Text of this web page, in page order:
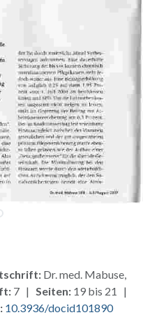
Dr. med. Mabuse,
7 | Seiten: 19 bis 21 |
10.3936/docid101890